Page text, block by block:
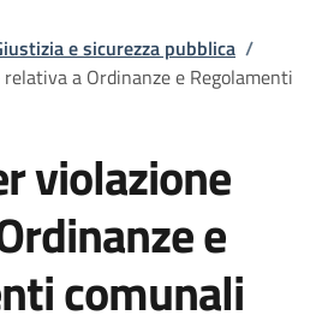
e sicurezza pubblica /
a Ordinanze e Regolamenti
violazione
e
comunali